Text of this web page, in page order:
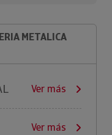
METALICA
Ver más
Ver más